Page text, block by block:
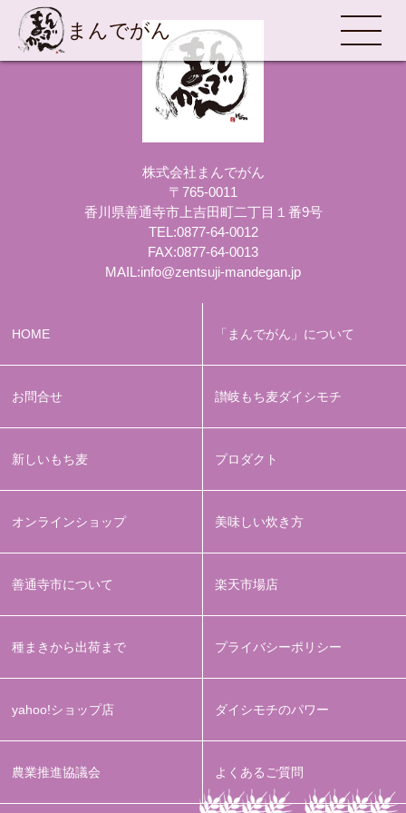
まんでがん MENU
株式会社まんでがん
〒765-0011
香川県善通寺市上吉田町二丁目１番9号
TEL:0877-64-0012
FAX:0877-64-0013
MAIL:info@zentsuji-mandegan.jp
HOME 「まんでがん」について
お問合せ 讃岐もち麦ダイシモチ
新しいもち麦 プロダクト
オンラインショップ 美味しい炊き方
善通寺市について 楽天市場店
種まきから出荷まで プライバシーポリシー
yahoo!ショップ店 ダイシモチのパワー
農業推進協議会 よくあるご質問